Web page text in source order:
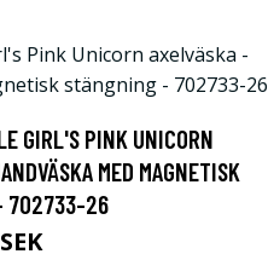
GIRL'S PINK UNICORN
MED MAGNETISK
702733-26